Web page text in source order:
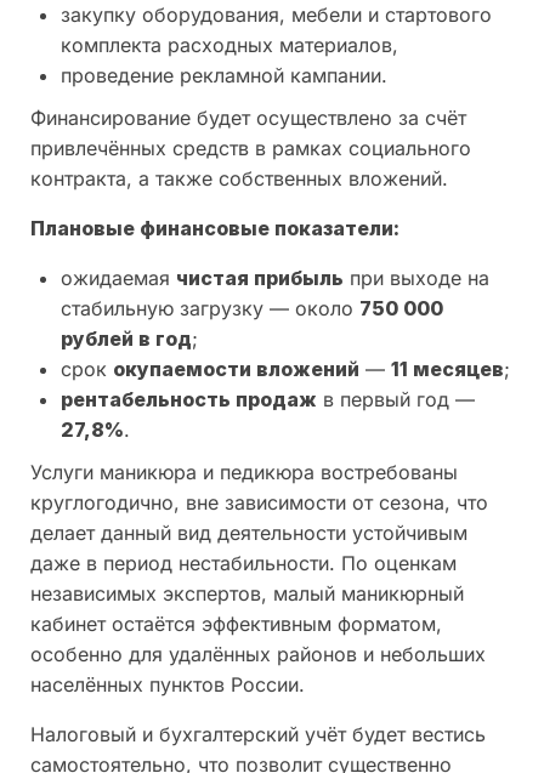
закупку оборудования, мебели и стартового
комплекта расходных материалов,
проведение рекламной кампании.
Финансирование будет осуществлено за счёт
привлечённых средств в рамках социального
контракта, а также собственных вложений.
Плановые финансовые показатели:
ожидаемая чистая прибыль при выходе на
стабильную загрузку — около 750 000
рублей в год;
срок окупаемости вложений — 11 месяцев;
рентабельность продаж в первый год —
27,8%.
Услуги маникюра и педикюра востребованы
круглогодично, вне зависимости от сезона, что
делает данный вид деятельности устойчивым
даже в период нестабильности. По оценкам
независимых экспертов, малый маникюрный
кабинет остаётся эффективным форматом,
особенно для удалённых районов и небольших
населённых пунктов России.
Налоговый и бухгалтерский учёт будет вестись
самостоятельно, что позволит существенно